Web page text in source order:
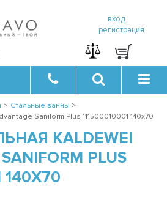
вход
регистрация
> Стальные ванны >
Saniform Plus 111500010001 140x70
KALDEWEI
PLUS
140X70